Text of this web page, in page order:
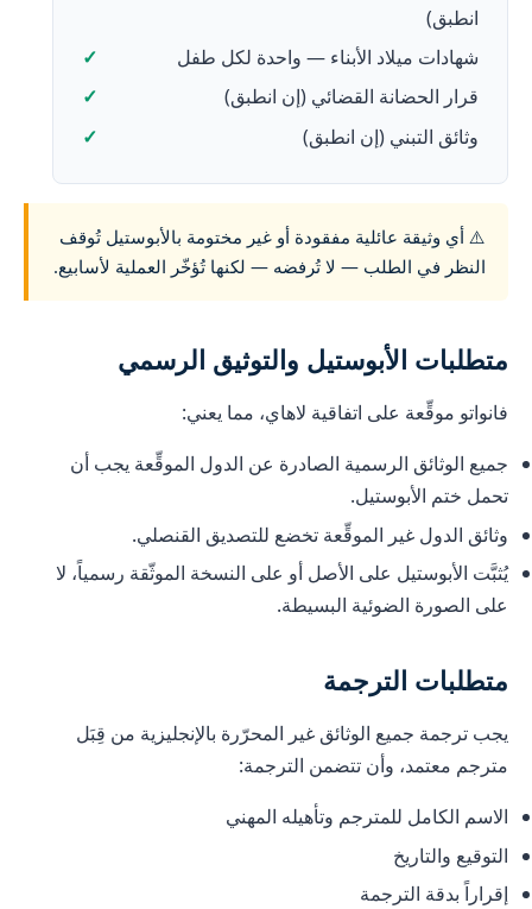
انطبق)
شهادات ميلاد الأبناء — واحدة لكل طفل
قرار الحضانة القضائي (إن انطبق)
وثائق التبني (إن انطبق)
⚠️ أي وثيقة عائلية مفقودة أو غير مختومة بالأبوستيل تُوقف
النظر في الطلب — لا تُرفضه — لكنها تُؤخّر العملية لأسابيع.
متطلبات الأبوستيل والتوثيق الرسمي
فانواتو موقِّعة على اتفاقية لاهاي، مما يعني:
جميع الوثائق الرسمية الصادرة عن الدول الموقِّعة يجب أن
تحمل ختم الأبوستيل.
وثائق الدول غير الموقِّعة تخضع للتصديق القنصلي.
يُثبَّت الأبوستيل على الأصل أو على النسخة الموثّقة رسمياً، لا
على الصورة الضوئية البسيطة.
متطلبات الترجمة
يجب ترجمة جميع الوثائق غير المحرّرة بالإنجليزية من قِبَل
مترجم معتمد، وأن تتضمن الترجمة:
الاسم الكامل للمترجم وتأهيله المهني
التوقيع والتاريخ
إقراراً بدقة الترجمة